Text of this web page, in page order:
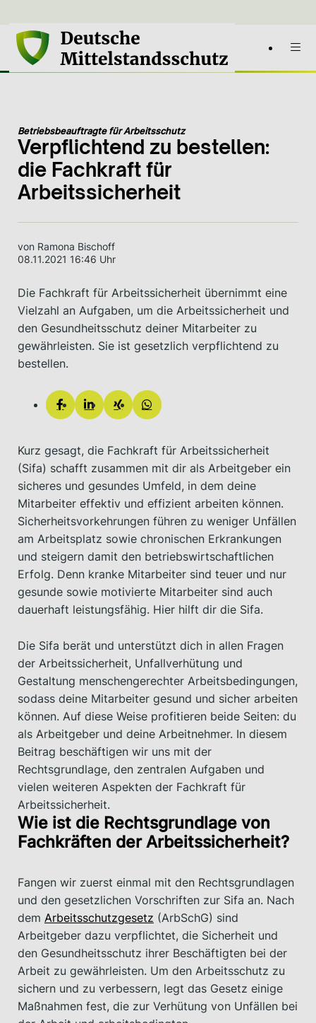
Betriebsbeauftragte für Arbeitsschutz
Verpflichtend zu bestellen:
die Fachkraft für
Arbeitssicherheit
von Ramona Bischoff
08.11.2021 16:46 Uhr
Die Fachkraft für Arbeitssicherheit übernimmt eine
Vielzahl an Aufgaben, um die Arbeitssicherheit und
den Gesundheitsschutz deiner Mitarbeiter zu
gewährleisten. Sie ist gesetzlich verpflichtend zu
bestellen.
Kurz gesagt, die Fachkraft für Arbeitssicherheit
(Sifa) schafft zusammen mit dir als Arbeitgeber ein
sicheres und gesundes Umfeld, in dem deine
Mitarbeiter effektiv und effizient arbeiten können.
Sicherheitsvorkehrungen führen zu weniger Unfällen
am Arbeitsplatz sowie chronischen Erkrankungen
und steigern damit den betriebswirtschaftlichen
Erfolg. Denn kranke Mitarbeiter sind teuer und nur
gesunde sowie motivierte Mitarbeiter sind auch
dauerhaft leistungsfähig. Hier hilft dir die Sifa.
Die Sifa berät und unterstützt dich in allen Fragen
der Arbeitssicherheit, Unfallverhütung und
Gestaltung menschengerechter Arbeitsbedingungen,
sodass deine Mitarbeiter gesund und sicher arbeiten
können. Auf diese Weise profitieren beide Seiten: du
als Arbeitgeber und deine Arbeitnehmer. In diesem
Beitrag beschäftigen wir uns mit der
Rechtsgrundlage, den zentralen Aufgaben und
vielen weiteren Aspekten der Fachkraft für
Arbeitssicherheit.
Wie ist die Rechtsgrundlage von
Fachkräften der Arbeitssicherheit?
Fangen wir zuerst einmal mit den Rechtsgrundlagen
und den gesetzlichen Vorschriften zur Sifa an. Nach
dem Arbeitsschutzgesetz (ArbSchG) sind
Arbeitgeber dazu verpflichtet, die Sicherheit und
den Gesundheitsschutz ihrer Beschäftigten bei der
Arbeit zu gewährleisten. Um den Arbeitsschutz zu
sichern und zu verbessern, legt das Gesetz einige
Maßnahmen fest, die zur Verhütung von Unfällen bei